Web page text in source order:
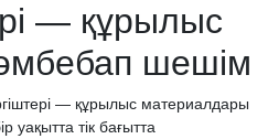
— құрылыс
шешім
— құрылыс материалдары
тік бағытта